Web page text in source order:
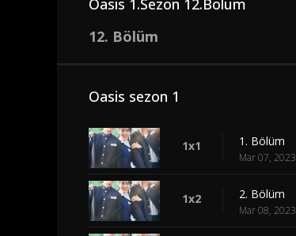
Oasis 1.Sezon 12.Bolum
12. Bölüm
Oasis sezon 1
1x1 1. Bölüm
Mar 07, 2023
1x2 2. Bölüm
Mar 08, 2023